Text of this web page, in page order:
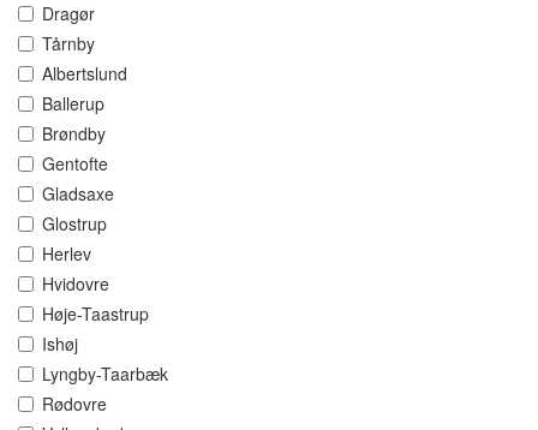
Dragør
Tårnby
Albertslund
Ballerup
Brøndby
Gentofte
Gladsaxe
Glostrup
Herlev
Hvidovre
Høje-Taastrup
Ishøj
Lyngby-Taarbæk
Rødovre